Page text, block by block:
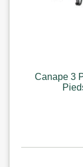
Canape 3